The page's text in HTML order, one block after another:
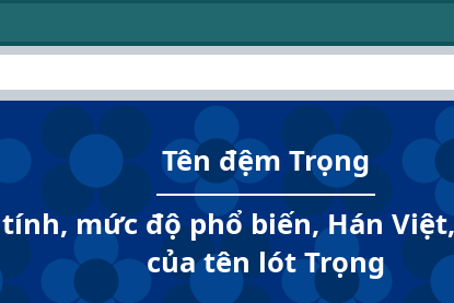
Tên đệm Trọng
mức độ phổ biến, Hán
của tên lót Trọng